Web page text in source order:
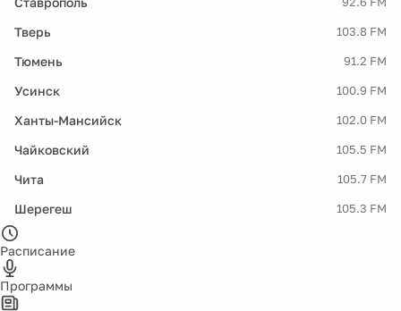
Тверь 103.8 FM
Тюмень 91.2 FM
Усинск 100.9 FM
Ханты-Мансийск 102.0 FM
Чайковский 105.5 FM
Чита 105.7 FM
Шерегеш 105.3 FM
Расписание
Программы